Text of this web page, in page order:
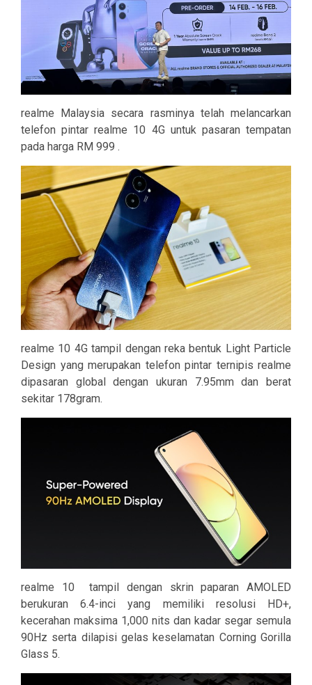
realme Malaysia secara rasminya telah melancarkan
telefon pintar realme 10 4G untuk pasaran tempatan
pada harga RM 999 .
realme 10 4G tampil dengan reka bentuk Light Particle
Design yang merupakan telefon pintar ternipis realme
dipasaran global dengan ukuran 7.95mm dan berat
sekitar 178gram.
realme 10 tampil dengan skrin paparan AMOLED
berukuran 6.4-inci yang memiliki resolusi HD+,
kecerahan maksima 1,000 nits dan kadar segar semula
90Hz serta dilapisi gelas keselamatan Corning Gorilla
Glass 5.